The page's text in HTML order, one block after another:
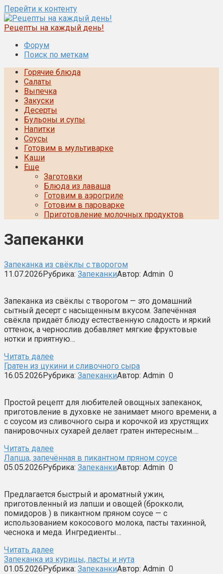
Перейти к контенту
Рецепты на каждый день!
Форум
Поиск по меткам
Горячие блюда
Салаты
Выпечка
Закуски
Десерты
Бульоны и супы
Напитки
Соусы
Готовим в мультиварке
Каши
Еще
Заготовки
Блюда из лаваша
Готовим в аэрогриле
Готовим в пароварке
Приготовление молочных продуктов
Запеканки
Запеканка из свёклы с творогом
11.07.2026Рубрика: ЗапеканкиАвтор: Admin 0
Запеканка из свёклы с творогом — это домашний
сытный десерт с насыщенным вкусом. Запечённая
свёкла придаёт блюду естественную сладость и яркий
оттенок, а чернослив добавляет мягкие фруктовые
нотки и приятную…
Читать далее
Гратен из цукини и сливочного сыра
16.05.2026Рубрика: ЗапеканкиАвтор: Admin 0
Простой рецепт для любителей овощных запеканок,
приготовление в духовке не занимает много времени, а
с соусом из сливочного сыра и корочкой из хрустящих
панировочных сухарей делает гратен интересным….
Читать далее
Лапша, запечённая в пикантном пряном соусе
05.05.2026Рубрика: ЗапеканкиАвтор: Admin 0
Предлагается быстрый и ароматный ужин,
приготовленный из лапши и овощей (брокколи,
помидоров ) в пикантном пряном соусе — с
использованием кокосового молока, пасты тахинной,
чеснока и меда. Ингредиенты…
Читать далее
Запеканка из курицы, пасты и нута
01.05.2026Рубрика: ЗапеканкиАвтор: Admin 0